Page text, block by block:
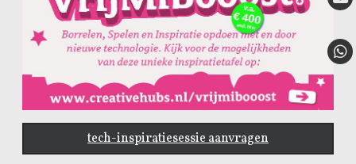
tech-inspiratiesessie aanvragen